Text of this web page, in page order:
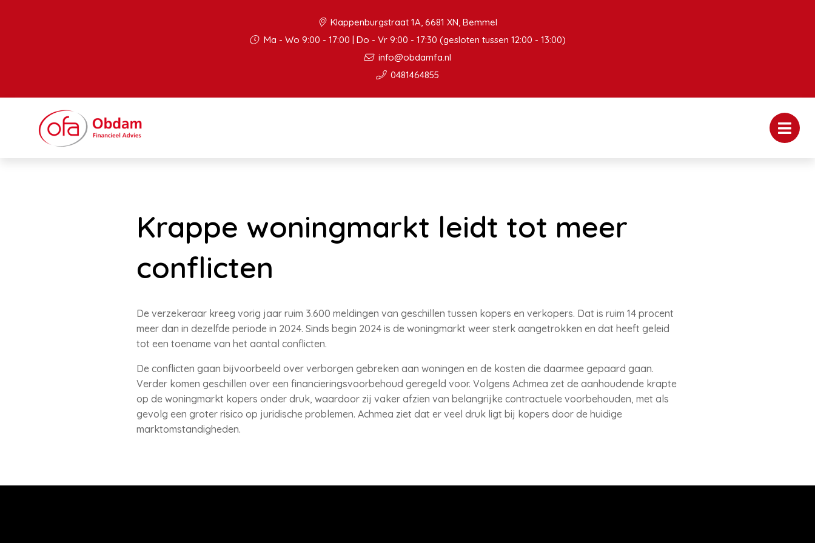
Klappenburgstraat 1A, 6681 XN, Bemmel
Ma - Wo 9:00 - 17:00 | Do - Vr 9:00 - 17:30 (gesloten tussen 12:00 - 13:00)
info@obdamfa.nl
0481464855
Krappe woningmarkt leidt tot meer
conflicten
De verzekeraar kreeg vorig jaar ruim 3.600 meldingen van geschillen tussen kopers en verkopers. Dat is ruim 14 procent
meer dan in dezelfde periode in 2024. Sinds begin 2024 is de woningmarkt weer sterk aangetrokken en dat heeft geleid
tot een toename van het aantal conflicten.
De conflicten gaan bijvoorbeeld over verborgen gebreken aan woningen en de kosten die daarmee gepaard gaan.
Verder komen geschillen over een financieringsvoorbehoud geregeld voor. Volgens Achmea zet de aanhoudende krapte
op de woningmarkt kopers onder druk, waardoor zij vaker afzien van belangrijke contractuele voorbehouden, met als
gevolg een groter risico op juridische problemen. Achmea ziet dat er veel druk ligt bij kopers door de huidige
marktomstandigheden.